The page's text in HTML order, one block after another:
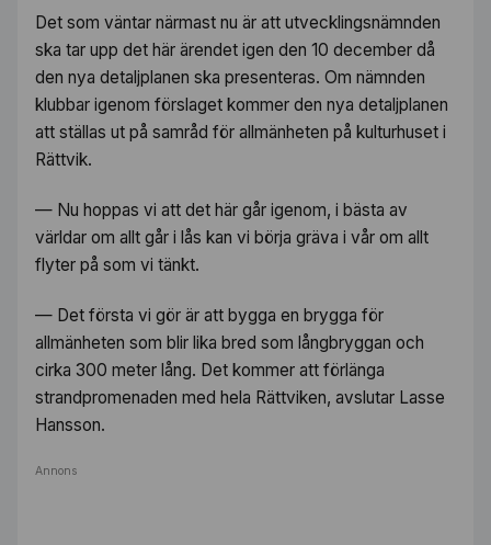
Det som väntar närmast nu är att utvecklingsnämnden
ska tar upp det här ärendet igen den 10 december då
den nya detaljplanen ska presenteras. Om nämnden
klubbar igenom förslaget kommer den nya detaljplanen
att ställas ut på samråd för allmänheten på kulturhuset i
Rättvik.
— Nu hoppas vi att det här går igenom, i bästa av
världar om allt går i lås kan vi börja gräva i vår om allt
flyter på som vi tänkt.
— Det första vi gör är att bygga en brygga för
allmänheten som blir lika bred som långbryggan och
cirka 300 meter lång. Det kommer att förlänga
strandpromenaden med hela Rättviken, avslutar Lasse
Hansson.
Annons